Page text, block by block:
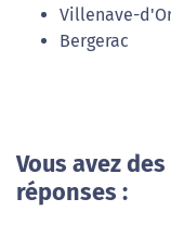
Villenave-
Bergerac
Vous avez
réponses :